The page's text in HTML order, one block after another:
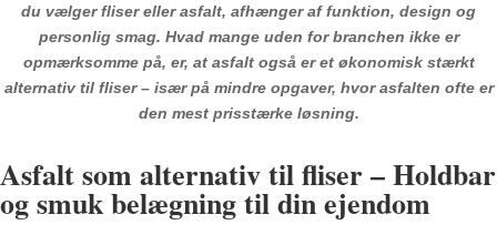
du vælger fliser eller asfalt, afhænger af funktion, design og
personlig smag. Hvad mange uden for branchen ikke er
opmærksomme på, er, at asfalt også er et økonomisk stærkt
alternativ til fliser – især på mindre opgaver, hvor asfalten ofte er
den mest prisstærke løsning.
Asfalt som alternativ til fliser – Holdbar
og smuk belægning til din ejendom